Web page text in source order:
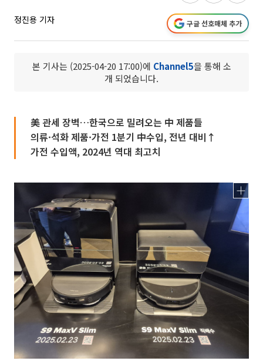
정진용 기자 구글 선호매체 추가
본 기사는 (2025-04-20 17:00)에 Channel5을 통해 소
개 되었습니다.
美 관세 장벽…한국으로 밀려오는 中 제품들
의류·석화 제품·가전 1분기 中수입, 전년 대비↑
가전 수입액, 2024년 역대 최고치